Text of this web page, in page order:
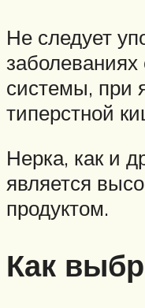
Не следует
заболеваниях
системы, при
типерстной
Нерка, как и
является
продуктом.
Как